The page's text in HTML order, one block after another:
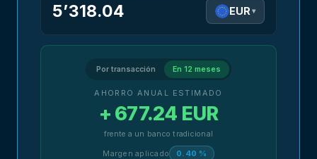
5’318.04 EUR ▾
Por transacción En 12 meses
AHORRO ANUAL ESTIMADO
+ 677.24 EUR
frente a un banco tradicional
Margen aplicado 0.40 %